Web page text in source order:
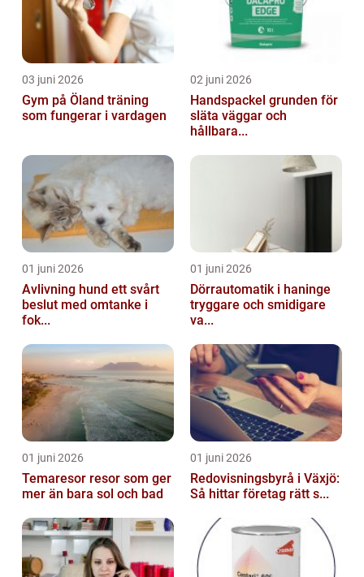
03 juni 2026
Gym på Öland träning
som fungerar i vardagen
02 juni 2026
Handspackel grunden för
släta väggar och
hållbara...
01 juni 2026
Avlivning hund ett svårt
beslut med omtanke i
fok...
01 juni 2026
Dörrautomatik i haninge
tryggare och smidigare
va...
01 juni 2026
Temaresor resor som ger
mer än bara sol och bad
01 juni 2026
Redovisningsbyrå i Växjö:
Så hittar företag rätt s...